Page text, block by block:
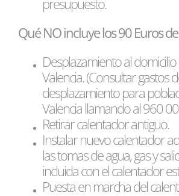
presupuesto.
Qué NO incluye los 90 Euros
Desplazamiento al
Valencia. (Consultar gastos
desplazamiento para
Valencia llamando al 960
Retirar calentador antiguo.
Instalar nuevo calentador
las tomas de agua, gas y
incluida con el calentador
Puesta en marcha del